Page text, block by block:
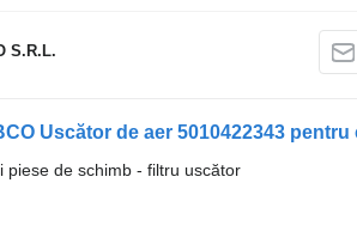
S.R.L.
Uscător de aer 5010422343
piese de schimb - filtru uscător